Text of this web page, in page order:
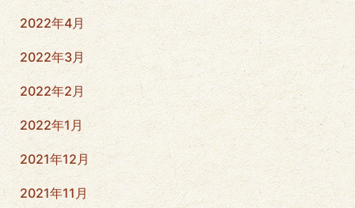
2022年4月
2022年3月
2022年2月
2022年1月
2021年12月
2021年11月